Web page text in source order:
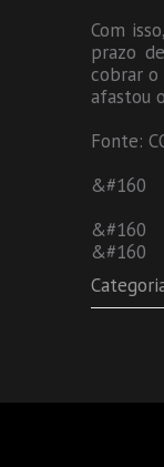
Com
prazo
cobrar
afastou
Fonte:
&#160
&#160
&#160